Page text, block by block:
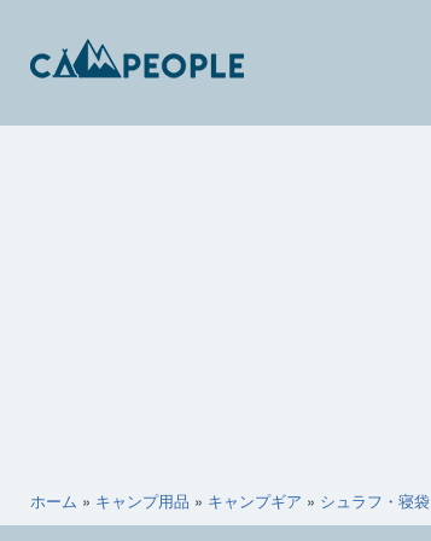
キ
ホーム » キャンプ用品 » キャンプギア » シュラフ・寝袋